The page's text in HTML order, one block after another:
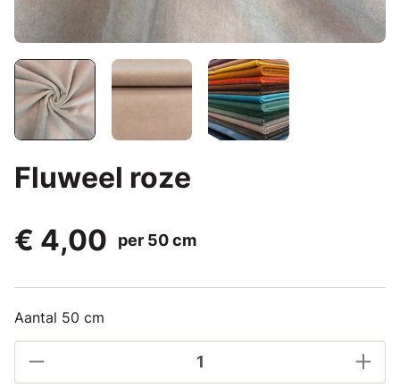
Fluweel roze
€ 4,00
per 50 cm
Aantal 50 cm